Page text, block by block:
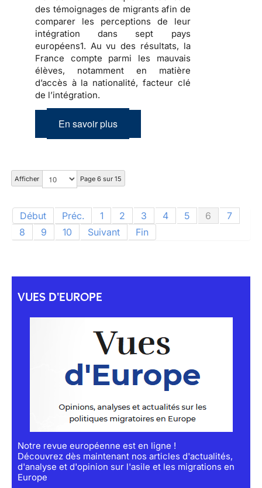
des témoignages de migrants afin de
comparer les perceptions de leur
intégration dans sept pays
européens1. Au vu des résultats, la
France compte parmi les mauvais
élèves, notamment en matière
d’accès à la nationalité, facteur clé
de l’intégration.
En savoir plus
Afficher Page 6 sur 15
Début Préc. 1 2 3 4 5 6
7
8
9 10 Suivant Fin
VUES D'EUROPE
Notre revue européenne est en ligne !
Découvrez dès maintenant nos articles d'actualités,
d'analyse et d'opinion sur l'asile et les migrations en
Europe